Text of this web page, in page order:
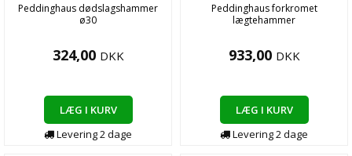
Peddinghaus dødslagshammer
ø30
324,00 DKK
LÆG I KURV
Levering2dage
Peddinghaus forkromet
lægtehammer
933,00 DKK
LÆG I KURV
Levering2dage